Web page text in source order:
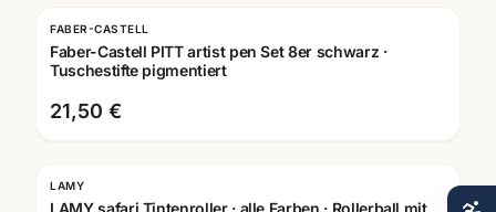
FABER-CASTELL
Faber-Castell PITT artist pen Set 8er schwarz ·
Tuschestifte pigmentiert
21,50 €
Gravur
LAMY
LAMY safari Tintenroller · alle Farben · Rollerball mit